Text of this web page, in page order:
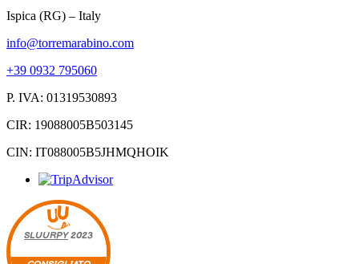
Ispica (RG) – Italy
info@torremarabino.com
+39 0932 795060
P. IVA: 01319530893
CIR: 19088005B503145
CIN: IT088005B5JHMQHOIK
SLUURPY2023